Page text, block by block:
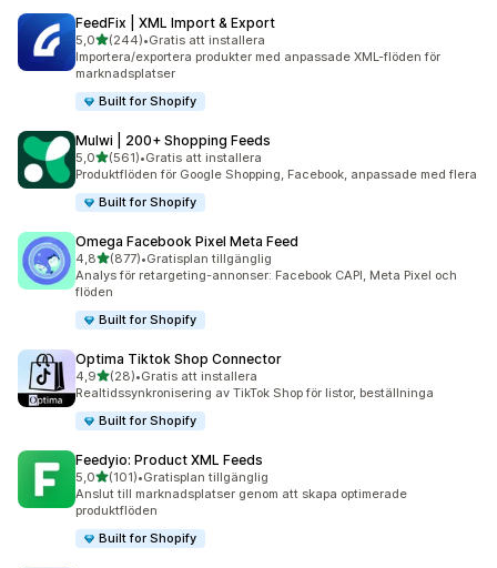
FeedFix | XML Import & Export
5,0av 5 stjärnor
(244)
244 recensioner totalt
•Gratis att installera
Importera/exportera produkter med anpassade XML-flöden för
marknadsplatser
Built for Shopify
Mulwi | 200+ Shopping Feeds
5,0av 5 stjärnor
(561)
561 recensioner totalt
•Gratis att installera
Produktflöden för Google Shopping, Facebook, anpassade med flera
Built for Shopify
Omega Facebook Pixel Meta Feed
4,8av 5 stjärnor
(877)
877 recensioner totalt
•Gratisplan tillgänglig
Analys för retargeting-annonser: Facebook CAPI, Meta Pixel och
flöden
Built for Shopify
Optima Tiktok Shop Connector
4,9av 5 stjärnor
(28)
28 recensioner totalt
•Gratis att installera
Realtidssynkronisering av TikTok Shop för listor, beställninga
Built for Shopify
Feedyio: Product XML Feeds
5,0av 5 stjärnor
(101)
101 recensioner totalt
•Gratisplan tillgänglig
Anslut till marknadsplatser genom att skapa optimerade
produktflöden
Built for Shopify